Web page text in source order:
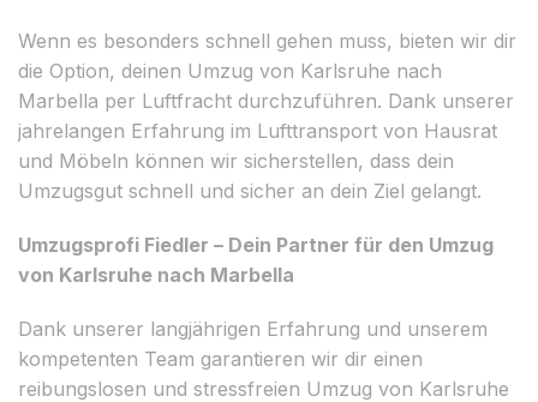
Wenn es besonders schnell gehen muss, bieten wir dir
die Option, deinen Umzug von Karlsruhe nach
Marbella per Luftfracht durchzuführen. Dank unserer
jahrelangen Erfahrung im Lufttransport von Hausrat
und Möbeln können wir sicherstellen, dass dein
Umzugsgut schnell und sicher an dein Ziel gelangt.
Umzugsprofi Fiedler – Dein Partner für den Umzug
von Karlsruhe nach Marbella
Dank unserer langjährigen Erfahrung und unserem
kompetenten Team garantieren wir dir einen
reibungslosen und stressfreien Umzug von Karlsruhe